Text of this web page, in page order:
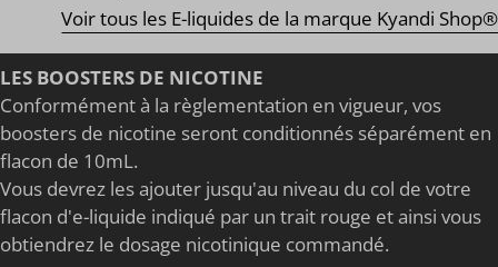
Voir tous les E-liquides de la marque Kyandi Shop®
LES BOOSTERS DE NICOTINE
Conformément à la règlementation en vigueur, vos
boosters de nicotine seront conditionnés séparément en
flacon de 10mL.
Vous devrez les ajouter jusqu'au niveau du col de votre
flacon d'e-liquide indiqué par un trait rouge et ainsi vous
obtiendrez le dosage nicotinique commandé.